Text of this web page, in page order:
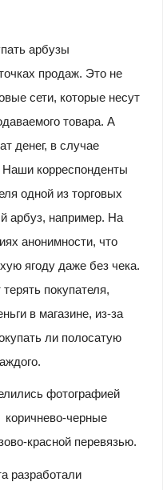
арбузы
продаж. Это не
сети, которые несут
товара. А
денег, в случае
Наши корреспонденты
одной из торговых
арбуз, например. На
анонимности, что
ягоду даже без чека.
покупателя,
в магазине, из-за
ли полосатую
фотографией
черные
красной перевязью.
разработали